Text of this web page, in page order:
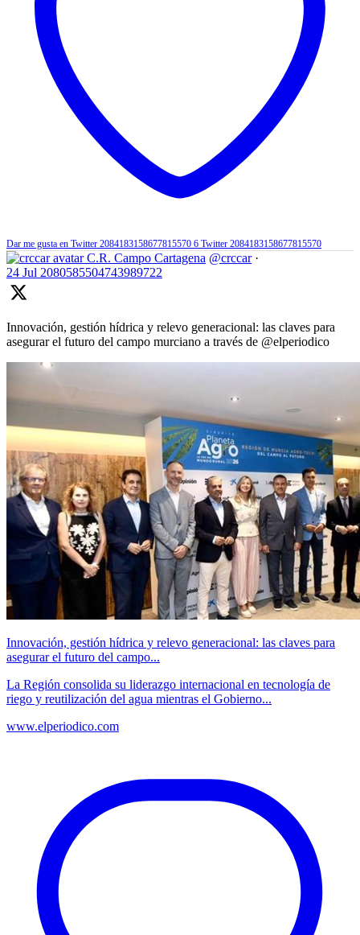
Dar me gusta en Twitter 2084183158677815570 6 Twitter 2084183158677815570
C.R. Campo Cartagena @crccar ·
24 Jul 2080585504743989722
Innovación, gestión hídrica y relevo generacional: las claves para
asegurar el futuro del campo murciano a través de @elperiodico
Innovación, gestión hídrica y relevo generacional: las claves para
asegurar el futuro del campo...
La Región consolida su liderazgo internacional en tecnología de
riego y reutilización del agua mientras el Gobierno...
www.elperiodico.com